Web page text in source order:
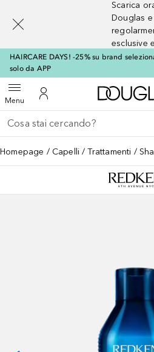
Scarica
Douglas
esclusive
HAIRCARE DAYS! -25% su brand
solo da APP
MenuApri menuAl Mio Account
Torna indietro
Esegui ricerca
Homepage Capelli Trattamenti
[navigation.slideout.screenreader]